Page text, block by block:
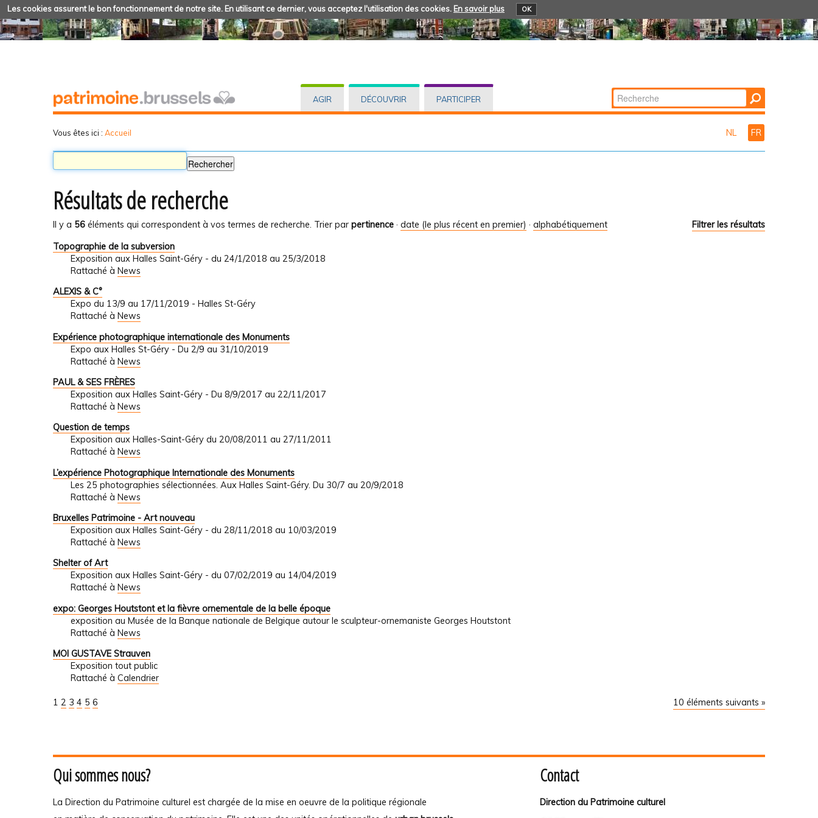
Les cookies assurent le bon fonctionnement de notre site. En utilisant ce dernier, vous acceptez l'utilisation des cookies. En savoir plus OK
AGIR DÉCOUVRIR PARTICIPER Chercher par
Recherche
Vous êtes ici : Accueil NL FR
Résultats de recherche
Il y a 56 éléments qui correspondent à vos termes de recherche. Filtrer les résultats
Trier par pertinence · date (le plus récent en premier) · alphabétiquement
Topographie de la subversion
Exposition aux Halles Saint-Géry - du 24/1/2018 au 25/3/2018
Rattaché à News
ALEXIS & C°
Expo du 13/9 au 17/11/2019 - Halles St-Géry
Rattaché à News
Expérience photographique internationale des Monuments
Expo aux Halles St-Géry - Du 2/9 au 31/10/2019
Rattaché à News
PAUL & SES FRÈRES
Exposition aux Halles Saint-Géry - Du 8/9/2017 au 22/11/2017
Rattaché à News
Question de temps
Exposition aux Halles-Saint-Géry du 20/08/2011 au 27/11/2011
Rattaché à News
L’expérience Photographique Internationale des Monuments
Les 25 photographies sélectionnées. Aux Halles Saint-Géry. Du 30/7 au 20/9/2018
Rattaché à News
Bruxelles Patrimoine - Art nouveau
Exposition aux Halles Saint-Géry - du 28/11/2018 au 10/03/2019
Rattaché à News
Shelter of Art
Exposition aux Halles Saint-Géry - du 07/02/2019 au 14/04/2019
Rattaché à News
expo: Georges Houtstont et la fièvre ornementale de la belle époque
exposition au Musée de la Banque nationale de Belgique autour le sculpteur-ornemaniste Georges Houtstont
Rattaché à News
MOI GUSTAVE Strauven
Exposition tout public
Rattaché à Calendrier
10 éléments suivants »
1 2 3 4 5 6
Qui sommes nous?
La Direction du Patrimoine culturel est chargée de la mise en oeuvre de la politique régionale
Contact
Direction du Patrimoine culturel